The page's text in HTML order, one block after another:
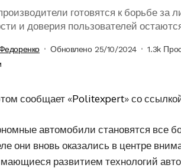
готовятся к борьбе
и доверия пользователей
Обновлено 25/10/2024 1.3k
сообщает «Politexpert» со
автомобили становятся все
они вновь оказались в центре
развитием технологий